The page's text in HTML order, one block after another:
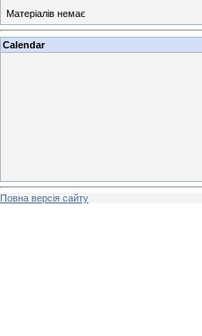
Матеріалів немає
Calendar
Повна версія сайту